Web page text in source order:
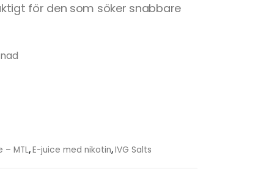
för den som söker snabbare
– MTL,E-juice med nikotin,IVG Salts